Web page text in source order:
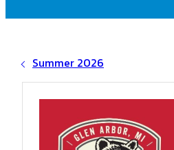
Summer 2026